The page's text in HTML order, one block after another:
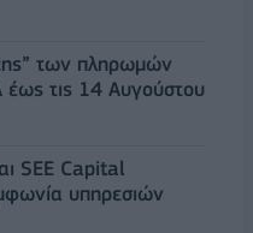
των πληρωμών
τις 14 Αυγούστου
SEE Capital
υπηρεσιών